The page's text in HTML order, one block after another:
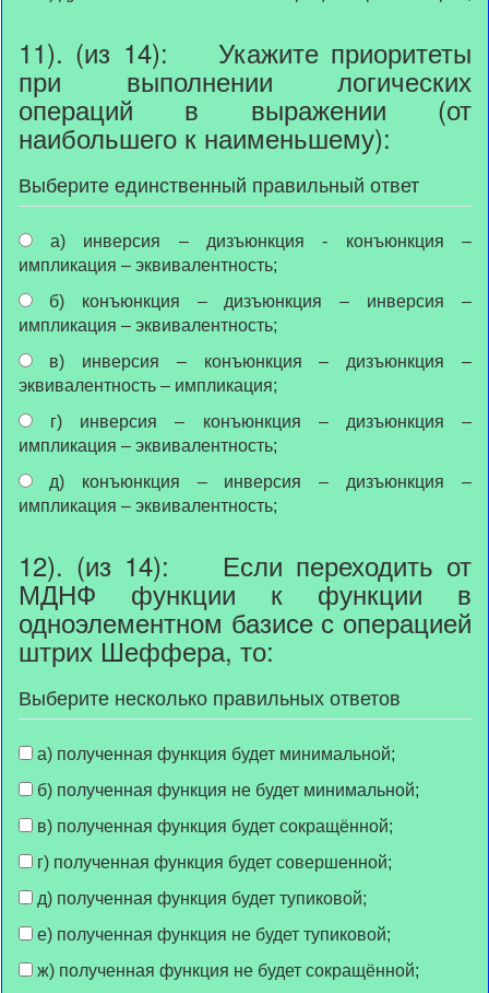
11). (из 14): Укажите приоритеты
при выполнении логических
операций в выражении (от
наибольшего к наименьшему):
Выберите единственный правильный ответ
импликация – эквивалентность;
импликация – эквивалентность;
эквивалентность – импликация;
импликация – эквивалентность;
импликация – эквивалентность;
12). (из 14): Если переходить от
МДНФ функции к функции в
одноэлементном базисе с операцией
штрих Шеффера, то:
Выберите несколько правильных ответов
а) полученная функция будет минимальной;
б) полученная функция не будет минимальной;
в) полученная функция будет сокращённой;
г) полученная функция будет совершенной;
д) полученная функция будет тупиковой;
е) полученная функция не будет тупиковой;
ж) полученная функция не будет сокращённой;